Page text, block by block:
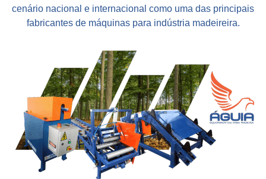
cenário nacional e internacional como uma das principais
fabricantes de máquinas para indústria madeireira.